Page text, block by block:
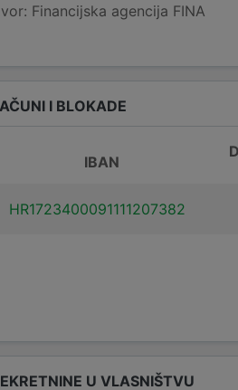
Financijska agencija FINA
I BLOKADE
IBAN
HR1723400091111207382
U VLASNIŠTVU